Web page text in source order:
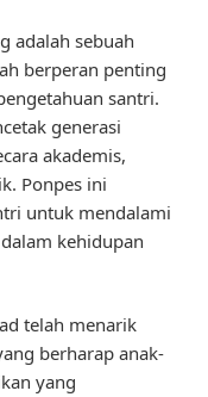
adalah sebuah
berperan penting
santri.
generasi
akademis,
Ponpes ini
untuk mendalami
kehidupan
telah menarik
berharap anak-
yang